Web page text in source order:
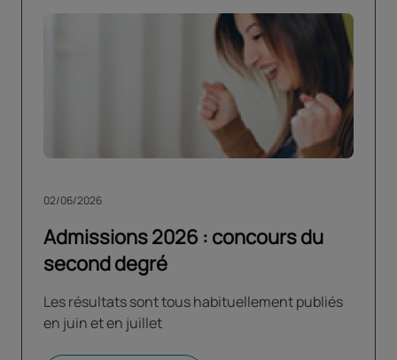
Admissions 2026 : concours du
second degré
02/06/2026
Les résultats sont tous habituellement publiés
en juin et en juillet